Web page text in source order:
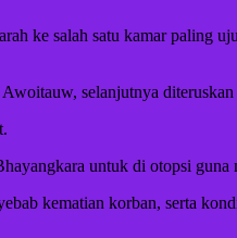
ke salah satu kamar paling
selanjutnya
untuk di otopsi guna
kematian korban, serta